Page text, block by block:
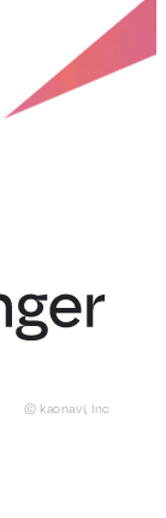
© kaonavi, Inc